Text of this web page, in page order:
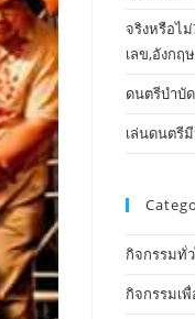
จริงหรือไ
เลข,อังกฤ
ดนตรีบำบั
เล่นดนตรี
กิจกรรมทั่
กิจกรรมเ